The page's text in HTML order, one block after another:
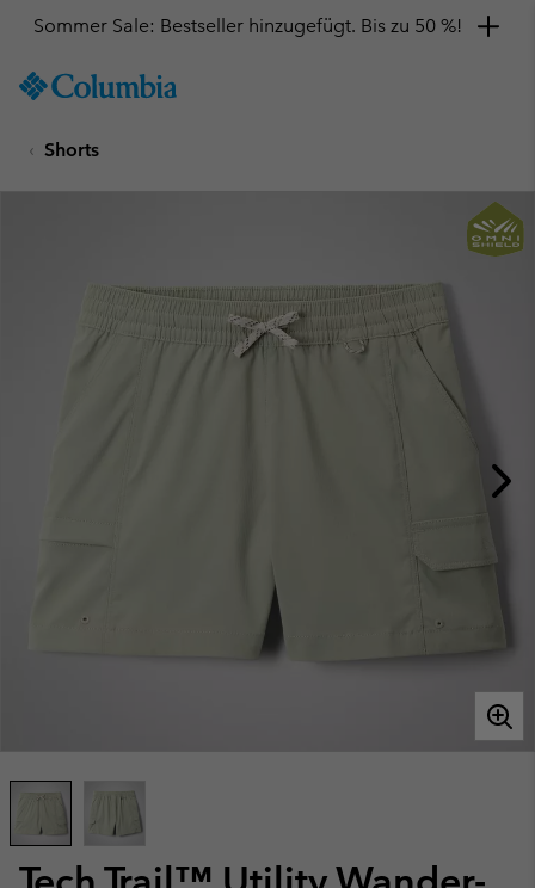
TO
SKIP
MAIN
SEARCH
Sommer Sale: Bestseller hinzugefügt. Bis zu 50 %!
Shorts